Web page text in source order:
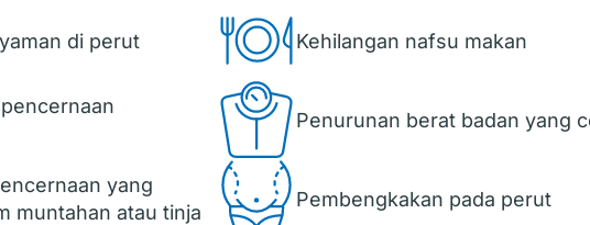
di perut
yang
muntahan atau tinja
Kehilangan nafsu makan
Penurunan berat badan yang
Pembengkakan pada perut